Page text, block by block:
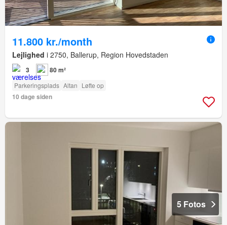
11.800 kr./month
Lejlighed i 2750, Ballerup, Region Hovedstaden
3 80 m²
Parkeringsplads Altan Løfte op
10 dage siden
5 Fotos